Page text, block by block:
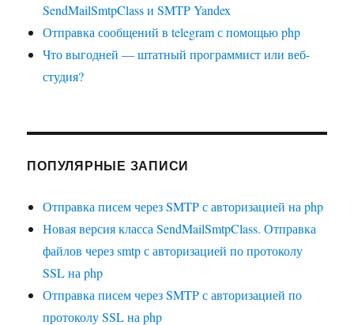
SendMailSmtpClass и SMTP Yandex
Отправка сообщений в telegram с помощью php
Что выгодней — штатный программист или веб-
студия?
ПОПУЛЯРНЫЕ ЗАПИСИ
Отправка писем через SMTP с авторизацией на php
Новая версия класса SendMailSmtpClass. Отправка
файлов через smtp с авторизацией по протоколу
SSL на php
Отправка писем через SMTP с авторизацией по
протоколу SSL на php